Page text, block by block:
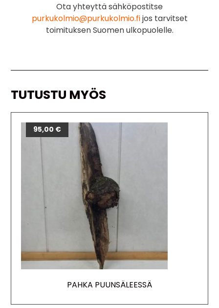
Ota yhteyttä sähköpostitse
purkukolmio@purkukolmio.fijos tarvitset
toimituksen Suomen ulkopuolelle.
TUTUSTU MYÖS
PAHKA PUUNSÄLEESSÄ
95,00 €